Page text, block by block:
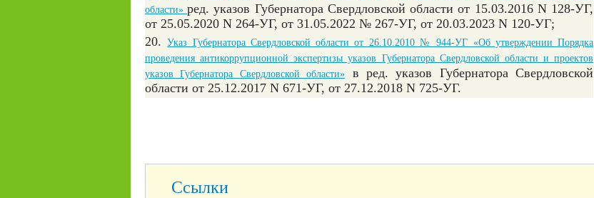
области»ред. указов Губернатора Свердловской области от 15.03.2016 N 128-УГ,
от 25.05.2020 N 264-УГ, от 31.05.2022 № 267-УГ, от 20.03.2023 N 120-УГ;
20.Указ Губернатора Свердловской области от 26.10.2010 № 944-УГ «Об утверждении Порядка
проведения антикоррупционной экспертизы указов Губернатора Свердловской области и проектов
указов Губернатора Свердловской области»
в ред. указов Губернатора Свердловской
области от 25.12.2017 N 671-УГ, от 27.12.2018 N 725-УГ.
Ссылки